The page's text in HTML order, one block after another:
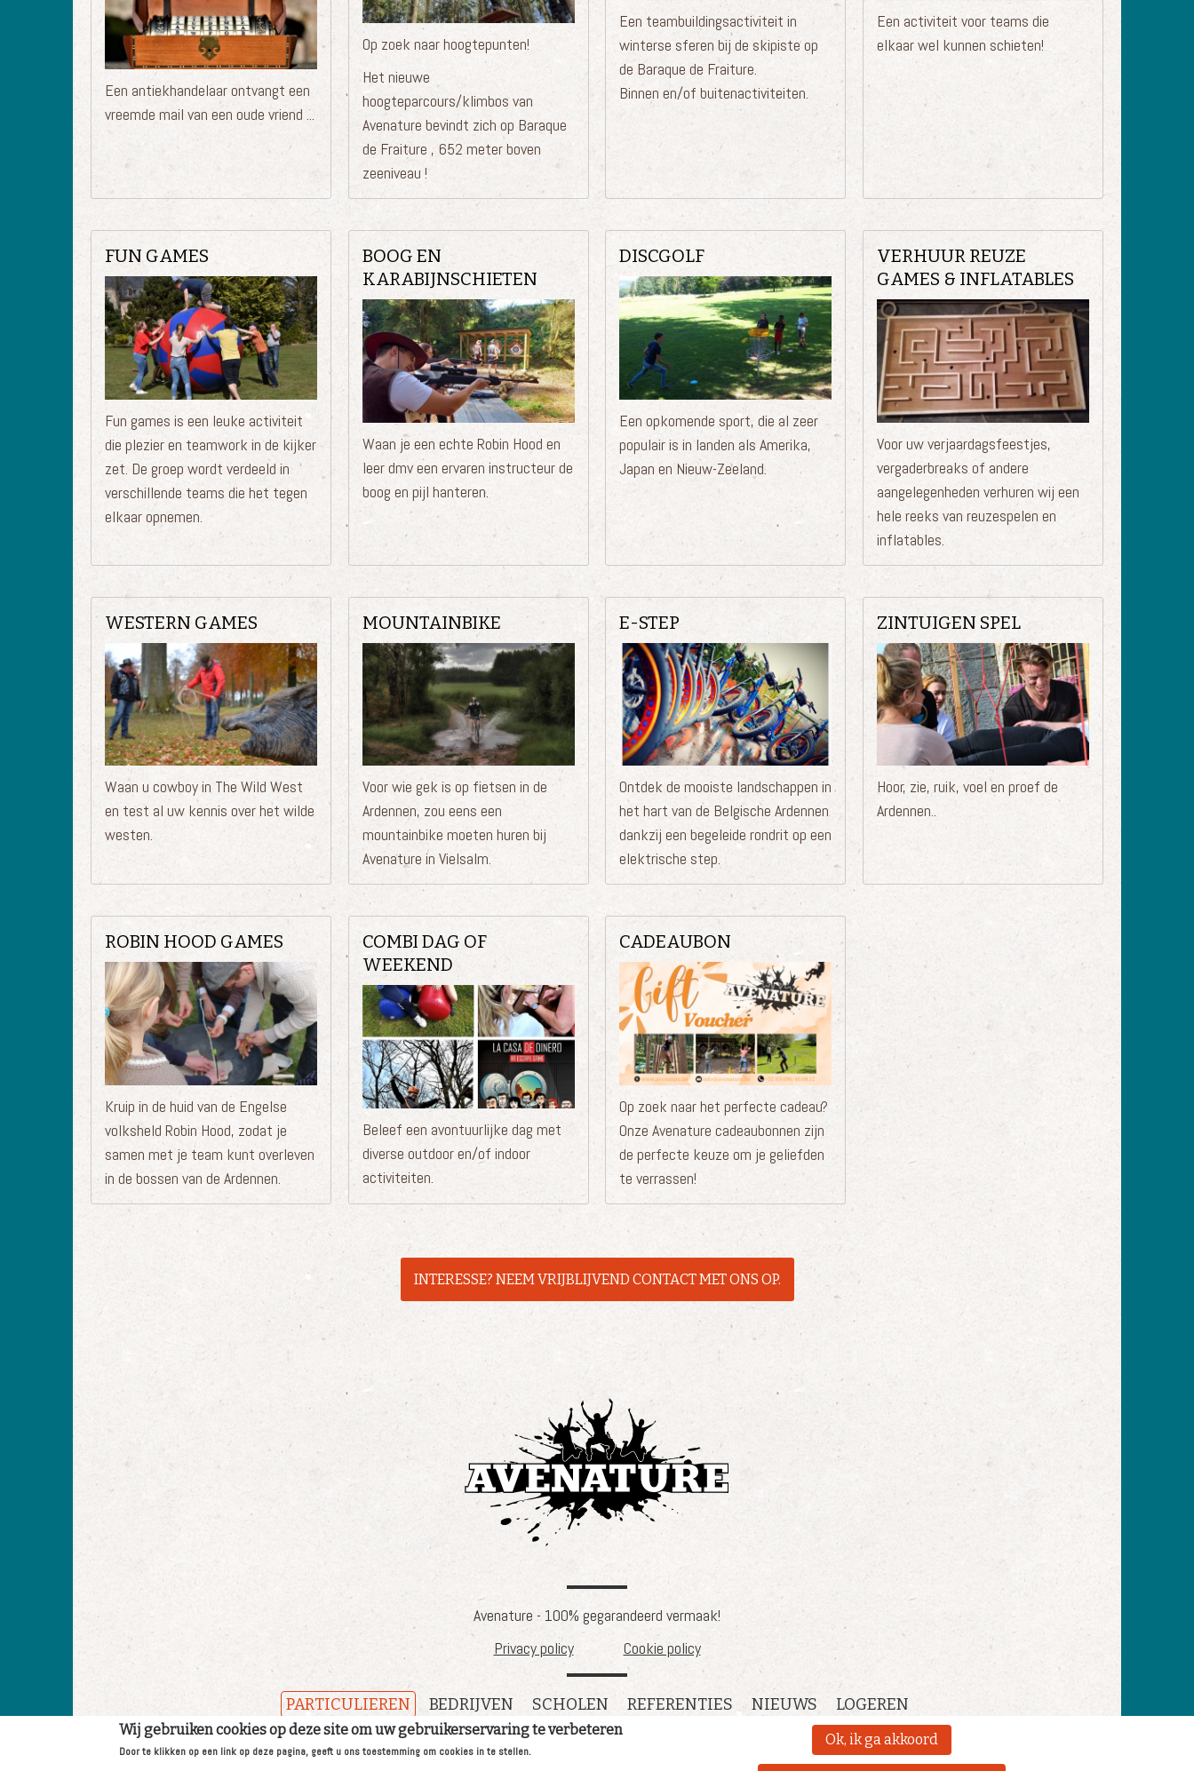
Een antiekhandelaar ontvangt een
vreemde mail van een oude vriend ...
Op zoek naar hoogtepunten!
Het nieuwe
hoogteparcours/klimbos van
Avenature bevindt zich op Baraque
de Fraiture , 652 meter boven
zeeniveau !
Een teambuildingsactiviteit in
winterse sferen bij de skipiste op
de Baraque de Fraiture.
Binnen en/of buitenactiviteiten.
Een activiteit voor teams die
elkaar wel kunnen schieten!
FUN GAMES
Fun games is een leuke activiteit
die plezier en teamwork in de kijker
zet. De groep wordt verdeeld in
verschillende teams die het tegen
elkaar opnemen.
BOOG EN
KARABIJNSCHIETEN
Waan je een echte Robin Hood en
leer dmv een ervaren instructeur de
boog en pijl hanteren.
DISCGOLF
Een opkomende sport, die al zeer
populair is in landen als Amerika,
Japan en Nieuw-Zeeland.
VERHUUR REUZE
GAMES & INFLATABLES
Voor uw verjaardagsfeestjes,
vergaderbreaks of andere
aangelegenheden verhuren wij een
hele reeks van reuzespelen en
inflatables.
WESTERN GAMES
Waan u cowboy in The Wild West
en test al uw kennis over het wilde
westen.
MOUNTAINBIKE
Voor wie gek is op fietsen in de
Ardennen, zou eens een
mountainbike moeten huren bij
Avenature in Vielsalm.
E-STEP
Ontdek de mooiste landschappen in
het hart van de Belgische Ardennen
dankzij een begeleide rondrit op een
elektrische step.
ZINTUIGEN SPEL
Hoor, zie, ruik, voel en proef de
Ardennen..
ROBIN HOOD GAMES
Kruip in de huid van de Engelse
volksheld Robin Hood, zodat je
samen met je team kunt overleven
in de bossen van de Ardennen.
COMBI DAG OF
WEEKEND
Beleef een avontuurlijke dag met
diverse outdoor en/of indoor
activiteiten.
CADEAUBON
Op zoek naar het perfecte cadeau?
Onze Avenature cadeaubonnen zijn
de perfecte keuze om je geliefden
te verrassen!
INTERESSE? NEEM VRIJBLIJVEND CONTACT MET ONS OP.
Avenature - 100% gegarandeerd vermaak!
Privacy policy
Cookie policy
PARTICULIEREN BEDRIJVEN SCHOLEN REFERENTIES NIEUWS LOGEREN
Website built with the
Wij gebruiken cookies op deze site om uw gebruikerservaring te verbeteren
Door te klikken op een link op deze pagina, geeft u ons toestemming om cookies in te stellen.
Ok, ik ga akkoord